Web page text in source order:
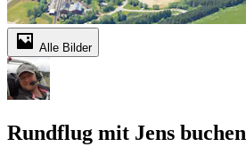
Alle Bilder
Rundflug mit Jens buchen